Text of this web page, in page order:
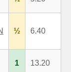
½ 6.40
1 13.20